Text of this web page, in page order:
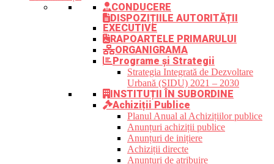
CONDUCERE
DISPOZIȚIILE AUTORITĂȚII
EXECUTIVE
RAPOARTELE PRIMARULUI
ORGANIGRAMA
Programe și Strategii
Strategia Integrată de Dezvoltare
Urbană (SIDU) 2021 – 2030
INSTITUȚII ÎN SUBORDINE
Achiziții Publice
Planul Anual al Achizițiilor publice
Anunțuri achiziții publice
Anunțuri de inițiere
Achiziții directe
Anunțuri de atribuire